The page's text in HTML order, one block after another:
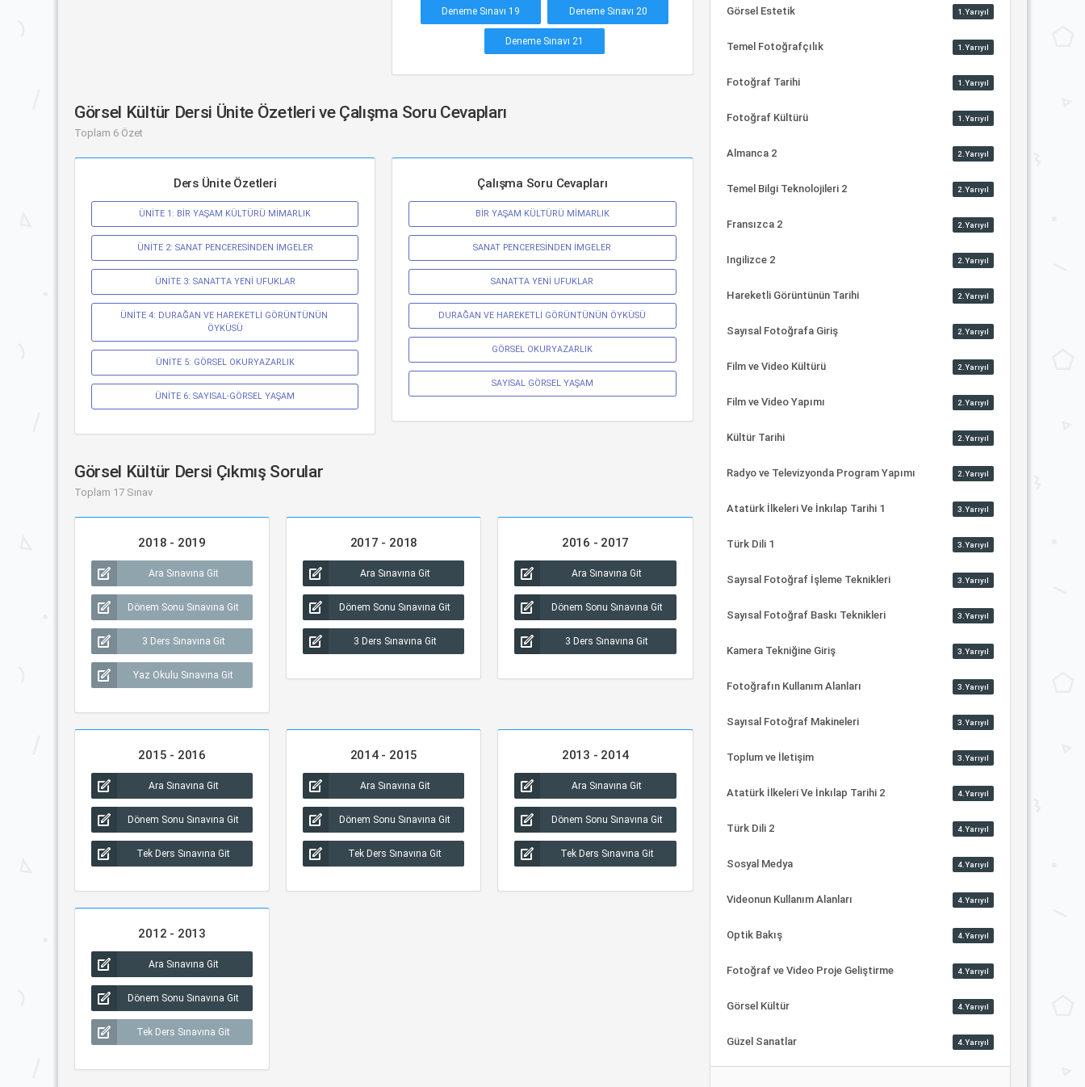
Deneme Sınavı 19 Deneme Sınavı 20
Deneme Sınavı 21
Görsel Kültür Dersi Ünite Özetleri ve Çalışma Soru Cevapları
Toplam 6 Özet
Ders Ünite Özetleri
ÜNİTE 1: BİR YAŞAM KÜLTÜRÜ MİMARLIK
ÜNİTE 2: SANAT PENCERESİNDEN İMGELER
ÜNİTE 3: SANATTA YENİ UFUKLAR
ÜNİTE 4: DURAĞAN VE HAREKETLİ GÖRÜNTÜNÜN
ÖYKÜSÜ
ÜNİTE 5: GÖRSEL OKURYAZARLIK
ÜNİTE 6: SAYISAL-GÖRSEL YAŞAM
Çalışma Soru Cevapları
BİR YAŞAM KÜLTÜRÜ MİMARLIK
SANAT PENCERESİNDEN İMGELER
SANATTA YENİ UFUKLAR
DURAĞAN VE HAREKETLİ GÖRÜNTÜNÜN ÖYKÜSÜ
GÖRSEL OKURYAZARLIK
SAYISAL GÖRSEL YAŞAM
Görsel Kültür Dersi Çıkmış Sorular
Toplam 17 Sınav
2018 - 2019
Ara Sınavına Git
Dönem Sonu Sınavına Git
3 Ders Sınavına Git
Yaz Okulu Sınavına Git
2017 - 2018
Ara Sınavına Git
Dönem Sonu Sınavına Git
3 Ders Sınavına Git
2016 - 2017
Ara Sınavına Git
Dönem Sonu Sınavına Git
3 Ders Sınavına Git
2015 - 2016
Ara Sınavına Git
Dönem Sonu Sınavına Git
Tek Ders Sınavına Git
2014 - 2015
Ara Sınavına Git
Dönem Sonu Sınavına Git
Tek Ders Sınavına Git
2013 - 2014
Ara Sınavına Git
Dönem Sonu Sınavına Git
Tek Ders Sınavına Git
2012 - 2013
Ara Sınavına Git
Dönem Sonu Sınavına Git
Tek Ders Sınavına Git
Görsel Estetik 1.Yarıyıl
Temel Fotoğrafçılık 1.Yarıyıl
Fotoğraf Tarihi 1.Yarıyıl
Fotoğraf Kültürü 1.Yarıyıl
Almanca 2 2.Yarıyıl
Temel Bilgi Teknolojileri 2 2.Yarıyıl
Fransızca 2 2.Yarıyıl
Ingilizce 2 2.Yarıyıl
Hareketli Görüntünün Tarihi 2.Yarıyıl
Sayısal Fotoğrafa Giriş 2.Yarıyıl
Film ve Video Kültürü 2.Yarıyıl
Film ve Video Yapımı 2.Yarıyıl
Kültür Tarihi 2.Yarıyıl
Radyo ve Televizyonda Program Yapımı 2.Yarıyıl
Atatürk İlkeleri Ve İnkılap Tarihi 1 3.Yarıyıl
Türk Dili 1 3.Yarıyıl
Sayısal Fotoğraf İşleme Teknikleri 3.Yarıyıl
Sayısal Fotoğraf Baskı Teknikleri 3.Yarıyıl
Kamera Tekniğine Giriş 3.Yarıyıl
Fotoğrafın Kullanım Alanları 3.Yarıyıl
Sayısal Fotoğraf Makineleri 3.Yarıyıl
Toplum ve İletişim 3.Yarıyıl
Atatürk İlkeleri Ve İnkılap Tarihi 2 4.Yarıyıl
Türk Dili 2 4.Yarıyıl
Sosyal Medya 4.Yarıyıl
Videonun Kullanım Alanları 4.Yarıyıl
Optik Bakış 4.Yarıyıl
Fotoğraf ve Video Proje Geliştirme 4.Yarıyıl
Görsel Kültür 4.Yarıyıl
Güzel Sanatlar 4.Yarıyıl